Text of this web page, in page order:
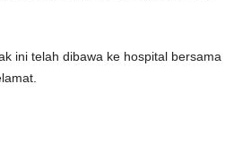
ini telah dibawa ke hospital bersama